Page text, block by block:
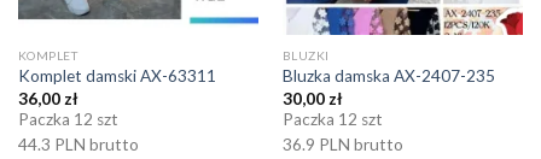
KOMPLET
Komplet damski AX-63311
36,00 zł
Paczka 12 szt
44.3 PLN brutto
BLUZKI
Bluzka damska AX-2407-235
30,00 zł
Paczka 12 szt
36.9 PLN brutto